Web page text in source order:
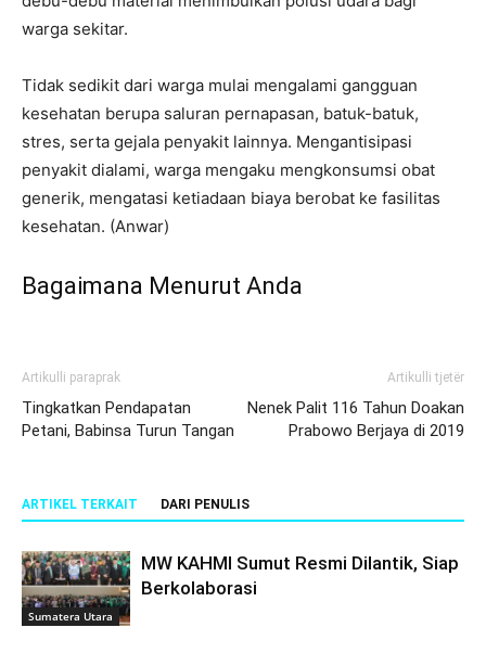
warga sekitar.
Tidak sedikit dari warga mulai mengalami gangguan
kesehatan berupa saluran pernapasan, batuk-batuk,
stres, serta gejala penyakit lainnya. Mengantisipasi
penyakit dialami, warga mengaku mengkonsumsi obat
generik, mengatasi ketiadaan biaya berobat ke fasilitas
kesehatan. (Anwar)
Bagaimana Menurut Anda
Artikulli paraprak
Tingkatkan Pendapatan
Petani, Babinsa Turun Tangan
Artikulli tjetër
Nenek Palit 116 Tahun Doakan
Prabowo Berjaya di 2019
ARTIKEL TERKAIT DARI PENULIS
Sumatera Utara
MW KAHMI Sumut Resmi Dilantik, Siap
Berkolaborasi